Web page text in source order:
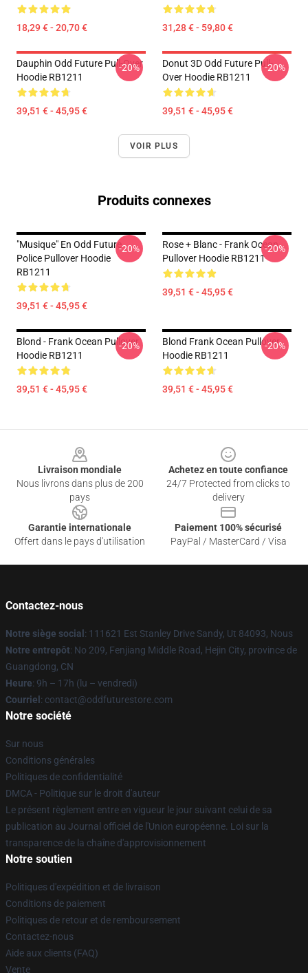
18,29 € - 20,70 € 31,28 € - 59,80 €
Dauphin Odd Future Pull-Over
Hoodie RB1211
39,51 € - 45,95 €
-20%
Donut 3D Odd Future Pull-
Over Hoodie RB1211
39,51 € - 45,95 €
-20%
VOIR PLUS
Produits connexes
"Musique" En Odd Future
Police Pullover Hoodie
RB1211
39,51 € - 45,95 €
-20%
Rose + Blanc - Frank Ocean
Pullover Hoodie RB1211
39,51 € - 45,95 €
-20%
Blond - Frank Ocean Pullover
Hoodie RB1211
39,51 € - 45,95 €
-20%
Blond Frank Ocean Pullover
Hoodie RB1211
39,51 € - 45,95 €
-20%
Livraison mondiale
Nous livrons dans plus de 200
pays
Achetez en toute confiance
24/7 Protected from clicks to
delivery
Garantie internationale
Offert dans le pays d'utilisation
Paiement 100% sécurisé
PayPal / MasterCard / Visa
Contactez-nous
Notre siège social : 111621 Est Stanley Drive Sandy, Ut 84093, Nous
Notre entrepôt: No 209, Fenjiang Middle Road, Hejin City, province de
Guangdong, CN
Heure: 9h – 17h (lu – vendredi)
Courriel : contact@oddfuturestore.com
Notre société
Sur nous
Conditions générales
Politiques de confidentialité
DMCA - Politique sur le droit d'auteur
Le présent règlement entre en vigueur le jour suivant celui de sa
publication au Journal officiel de l'Union européenne. Loi sur la
transparence de la chaîne d'approvisionnement
Notre soutien
Politiques d'expédition et de livraison
Conditions de paiement
Politiques de retour et de remboursement
Contactez-nous
Aide aux clients (FAQ)
Vente